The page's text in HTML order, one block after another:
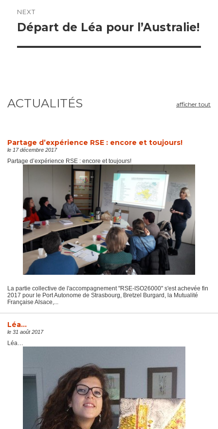
NEXT
Next
post:
Départ de Léa pour l’Australie!
ACTUALITÉS afficher tout
Partage d’expérience RSE : encore et toujours!
le 17 décembre 2017
Partage d’expérience RSE : encore et toujours!
La partie collective de l'accompagnement "RSE-ISO26000" s'est achevée fin
2017 pour le Port Autonome de Strasbourg, Bretzel Burgard, la Mutualité
Française Alsace,...
Léa…
le 31 août 2017
Léa…